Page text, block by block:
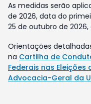
As medidas serão
de 2026, data do
25 de outubro de
Orientações
na Cartilha de
Federais nas
Advocacia-Geral da